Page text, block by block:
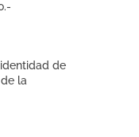
identidad de
la